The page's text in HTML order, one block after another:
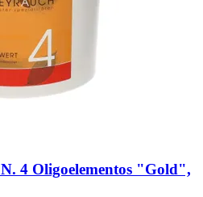
N. 4 Oligoelementos "Gold",